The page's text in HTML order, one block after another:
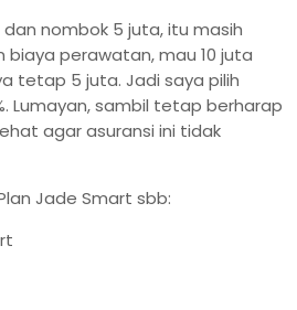
nombok 5 juta, itu masih
biaya perawatan, mau 10 juta
tetap 5 juta. Jadi saya pilih
Lumayan, sambil tetap berharap
agar asuransi ini tidak
Jade Smart sbb: